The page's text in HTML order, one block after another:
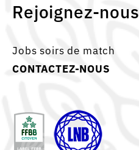
Rejoignez-nous
Jobs soirs de match
CONTACTEZ-NOUS